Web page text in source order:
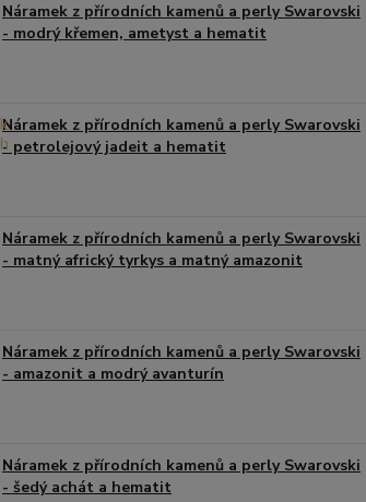
Náramek z přírodních kamenů a perly Swarovski
- modrý křemen, ametyst a hematit
Náramek z přírodních kamenů a perly Swarovski
- petrolejový jadeit a hematit
Náramek z přírodních kamenů a perly Swarovski
- matný africký tyrkys a matný amazonit
Náramek z přírodních kamenů a perly Swarovski
- amazonit a modrý avanturín
Náramek z přírodních kamenů a perly Swarovski
- šedý achát a hematit